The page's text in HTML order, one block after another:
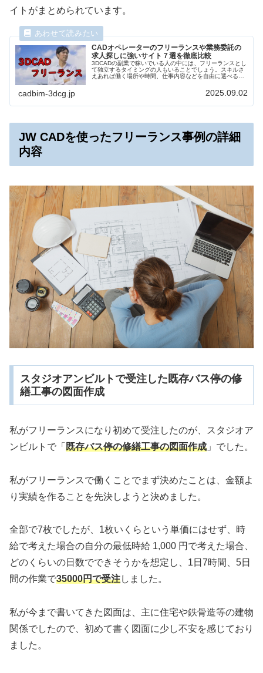
イトがまとめられています。
CADオペレーターのフリーランスや業務委託の
求人探しに強いサイト７選を徹底比較
3DCADの副業で稼いでいる人の中には、フリーランスとし
て独立するタイミングの人もいることでしょう。スキルさ
えあれば働く場所や時間、仕事内容などを自由に選べるフ
3DCADのフリーランス求人を探すのにオススメのサイトを
cadbim-3dcg.jp 2025.09.02
JW CADを使ったフリーランス事例の詳細
内容
スタジオアンビルトで受注した既存バス停の修
繕工事の図面作成
私がフリーランスになり初めて受注したのが、スタジオア
ンビルトで「 既存バス停の修繕工事の図面作成 」でした。
私がフリーランスで働くことでまず決めたことは、金額よ
り実績を作ることを先決しようと決めました。
全部で7枚でしたが、1枚いくらという単価にはせず、時
給で考えた場合の自分の最低時給 1,000 円で考えた場合、
どのくらいの日数でできそうかを想定し、1日7時間、5日
間の作業で35000円で受注しました。
私が今まで書いてきた図面は、主に住宅や鉄骨造等の建物
関係でしたので、初めて書く図面に少し不安を感じており
ました。